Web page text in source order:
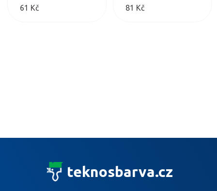
61 Kč 81 Kč
teknosbarva.cz